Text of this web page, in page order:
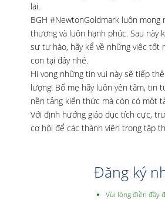
lai.
BGH #NewtonGoldmark luôn
thương và luôn hạnh phúc. Sau này
sự tự hào, hãy kể về những việc tốt
con tại đây nhé.
Hi vọng những tin vui này sẽ tiếp
lượng! Bố mẹ hãy luôn yên tâm, tin
nền tảng kiến thức mà còn có một
Với định hướng giáo dục tích cực,
cơ hội để các thành viên trong tập
Đăng ký
Vùi lòng điền đầy